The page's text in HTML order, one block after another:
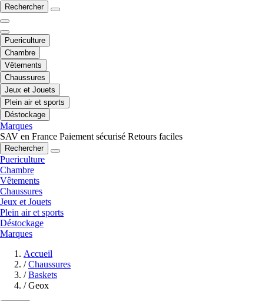
Rechercher
Puericulture
Chambre
Vêtements
Chaussures
Jeux et Jouets
Plein air et sports
Déstockage
Marques
SAV en France Paiement sécurisé Retours faciles
Rechercher
Puericulture
Chambre
Vêtements
Chaussures
Jeux et Jouets
Plein air et sports
Déstockage
Marques
Accueil
/ Chaussures
/ Baskets
/ Geox